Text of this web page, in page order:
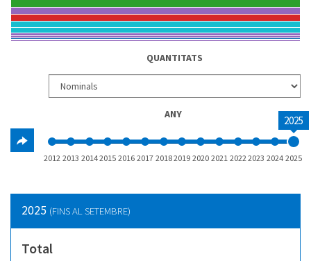
QUANTITATS
ANY 2025
2012 2013 20142015 2016 2017 20182019 2020 2021 2022 2023 2024 2025
2025 (FINS AL SETEMBRE)
Total